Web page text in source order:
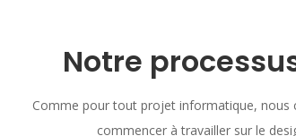
Notre
Comme pour tout projet informatique, nous
commencer à travailler sur le